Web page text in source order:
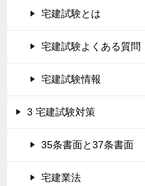
宅建試験とは
宅建試験よくある質問
宅建試験情報
3 宅建試験対策
35条書面と37条書面
宅建業法